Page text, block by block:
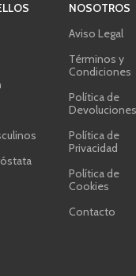
NOSOTROS
Aviso Legal
Términos y
Condiciones
Política de
Política de
Privacidad
Política de
Cookies
Contacto